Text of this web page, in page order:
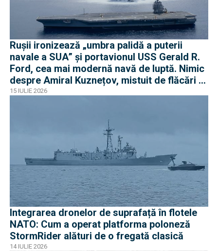
Rușii ironizează „umbra palidă a puterii
navale a SUA” și portavionul USS Gerald R.
Ford, cea mai modernă navă de luptă. Nimic
despre Amiral Kuznețov, mistuit de flăcări și
ruginit la cheu
15 IULIE 2026
Integrarea dronelor de suprafață în flotele
NATO: Cum a operat platforma poloneză
StormRider alături de o fregată clasică
14 IULIE 2026